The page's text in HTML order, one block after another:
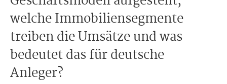
welche Immobiliensegmente
treiben die Umsätze und was
bedeutet das für deutsche
Anleger?